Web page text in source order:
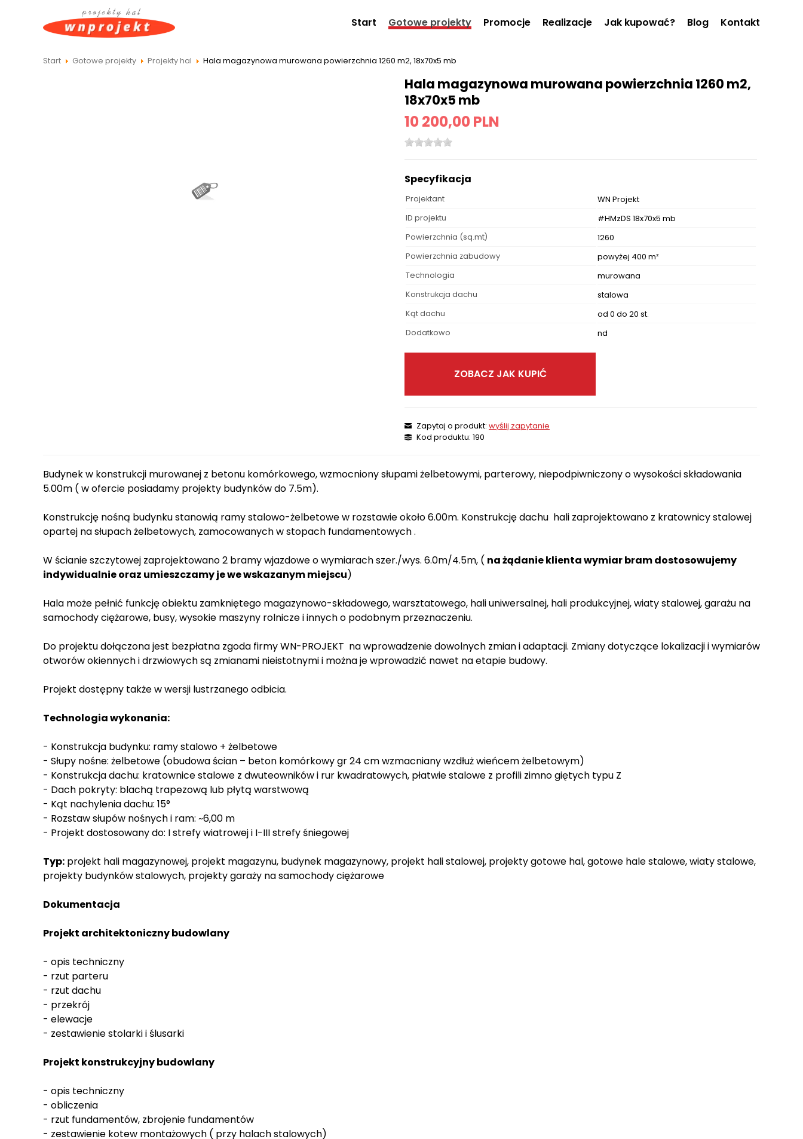
Start Gotowe projekty Promocje Realizacje Jak kupować? Blog Kontakt
Start Gotowe projekty Projekty hal Hala magazynowa murowana powierzchnia 1260 m2, 18x70x5 mb
Hala magazynowa murowana powierzchnia 1260 m2,
18x70x5 mb
10 200,00 PLN
Specyfikacja
Projektant WN Projekt
ID projektu #HMzDS 18x70x5 mb
Powierzchnia (sq.mt) 1260
Powierzchnia zabudowy powyżej 400 m²
Technologia murowana
Konstrukcja dachu stalowa
Kąt dachu od 0 do 20 st.
Dodatkowo nd
ZOBACZ JAK KUPIĆ
Zapytaj o produkt: wyślij zapytanie
Kod produktu: 190
Budynek w konstrukcji murowanej z betonu komórkowego, wzmocniony słupami żelbetowymi, parterowy, niepodpiwniczony o wysokości składowania
5.00m ( w ofercie posiadamy projekty budynków do 7.5m).
Konstrukcję nośną budynku stanowią ramy stalowo-żelbetowe w rozstawie około 6.00m. Konstrukcję dachu hali zaprojektowano z kratownicy stalowej
opartej na słupach żelbetowych, zamocowanych w stopach fundamentowych .
W ścianie szczytowej zaprojektowano 2 bramy wjazdowe o wymiarach szer./wys. 6.0m/4.5m, ( na żądanie klienta wymiar bram dostosowujemy
indywidualnie oraz umieszczamy je we wskazanym miejscu)
Hala może pełnić funkcję obiektu zamkniętego magazynowo-składowego, warsztatowego, hali uniwersalnej, hali produkcyjnej, wiaty stalowej, garażu na
samochody ciężarowe, busy, wysokie maszyny rolnicze i innych o podobnym przeznaczeniu.
Do projektu dołączona jest bezpłatna zgoda firmy WN-PROJEKT na wprowadzenie dowolnych zmian i adaptacji. Zmiany dotyczące lokalizacji i wymiarów
otworów okiennych i drzwiowych są zmianami nieistotnymi i można je wprowadzić nawet na etapie budowy.
Projekt dostępny także w wersji lustrzanego odbicia.
Technologia wykonania:
- Konstrukcja budynku: ramy stalowo + żelbetowe
- Słupy nośne: żelbetowe (obudowa ścian – beton komórkowy gr 24 cm wzmacniany wzdłuż wieńcem żelbetowym)
- Konstrukcja dachu: kratownice stalowe z dwuteowników i rur kwadratowych, płatwie stalowe z profili zimno giętych typu Z
- Dach pokryty: blachą trapezową lub płytą warstwową
- Kąt nachylenia dachu: 15°
- Rozstaw słupów nośnych i ram: ~6,00 m
- Projekt dostosowany do: I strefy wiatrowej i I-III strefy śniegowej
Typ: projekt hali magazynowej, projekt magazynu, budynek magazynowy, projekt hali stalowej, projekty gotowe hal, gotowe hale stalowe, wiaty stalowe,
projekty budynków stalowych, projekty garaży na samochody ciężarowe
Dokumentacja
Projekt architektoniczny budowlany
- opis techniczny
- rzut parteru
- rzut dachu
- przekrój
- elewacje
- zestawienie stolarki i ślusarki
Projekt konstrukcyjny budowlany
- opis techniczny
- obliczenia
- rzut fundamentów, zbrojenie fundamentów
- zestawienie kotew montażowych ( przy halach stalowych)